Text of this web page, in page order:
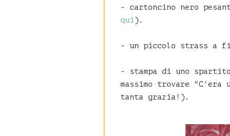
- cartoncino nero
qui).
- un piccolo strass a
- stampa di uno
massimo trovare "C'era
tanta grazia!).